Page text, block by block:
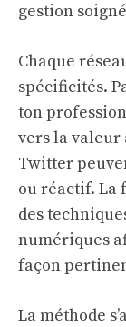
gestion
Chaque
spécificités.
ton
vers la valeur
Twitter
ou réactif. La
des
numériques
façon
La méthode